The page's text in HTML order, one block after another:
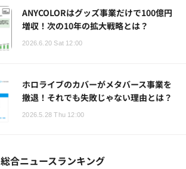
ANYCOLORはグッズ事業だけで100億円
増収！次の10年の拡大戦略とは？
2026.6.20 Sat 12:00
ホロライブのカバーがメタバース事業を
撤退！それでも失敗じゃない理由とは？
2026.5.28 Thu 12:00
総合ニュースランキング